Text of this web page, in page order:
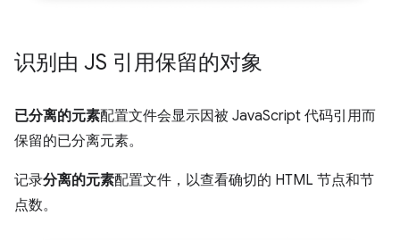
识别由 JS 引用保留的对象
已分离的元素配置文件会显示因被 JavaScript 代码引用而
保留的已分离元素。
记录分离的元素配置文件，以查看确切的 HTML 节点和节
点数。